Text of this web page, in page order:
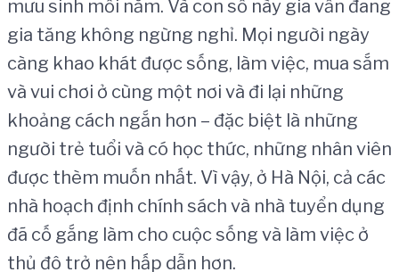
mưu sinh mỗi năm. Và con số này gia vẫn đang
gia tăng không ngừng nghỉ. Mọi người ngày
càng khao khát được sống, làm việc, mua sắm
và vui chơi ở cùng một nơi và đi lại những
khoảng cách ngắn hơn – đặc biệt là những
người trẻ tuổi và có học thức, những nhân viên
được thèm muốn nhất. Vì vậy, ở Hà Nội, cả các
nhà hoạch định chính sách và nhà tuyển dụng
đã cố gắng làm cho cuộc sống và làm việc ở
thủ đô trở nên hấp dẫn hơn.